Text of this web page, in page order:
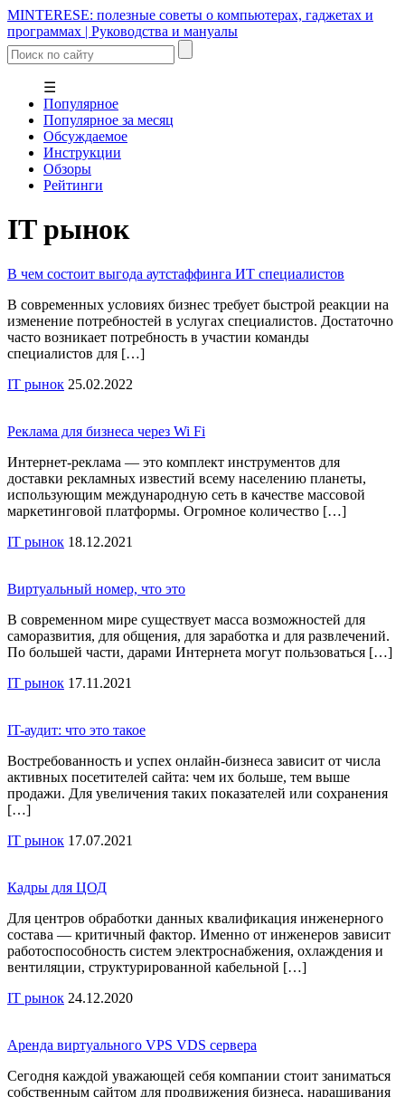
MINTERESE: полезные советы о компьютерах, гаджетах и
программах | Руководства и мануалы
☰
Популярное
Популярное за месяц
Обсуждаемое
Инструкции
Обзоры
Рейтинги
IT рынок
В чем состоит выгода аутстаффинга ИТ специалистов
В современных условиях бизнес требует быстрой реакции на
изменение потребностей в услугах специалистов. Достаточно
часто возникает потребность в участии команды
специалистов для […]
IT рынок 25.02.2022
Реклама для бизнеса через Wi Fi
Интернет-реклама — это комплект инструментов для
доставки рекламных известий всему населению планеты,
использующим международную сеть в качестве массовой
маркетинговой платформы. Огромное количество […]
IT рынок 18.12.2021
Виртуальный номер, что это
В современном мире существует масса возможностей для
саморазвития, для общения, для заработка и для развлечений.
По большей части, дарами Интернета могут пользоваться […]
IT рынок 17.11.2021
IT-аудит: что это такое
Востребованность и успех онлайн-бизнеса зависит от числа
активных посетителей сайта: чем их больше, тем выше
продажи. Для увеличения таких показателей или сохранения
[…]
IT рынок 17.07.2021
Кадры для ЦОД
Для центров обработки данных квалификация инженерного
состава — критичный фактор. Именно от инженеров зависит
работоспособность систем электроснабжения, охлаждения и
вентиляции, структурированной кабельной […]
IT рынок 24.12.2020
Аренда виртуального VPS VDS сервера
Сегодня каждой уважающей себя компании стоит заниматься
собственным сайтом для продвижения бизнеса, наращивания